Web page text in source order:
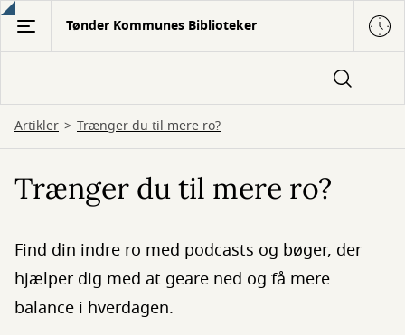
Gå
hovedindhold
Tønder Kommunes Biblioteker
Artikler Trænger du til mere ro?
Trænger du til mere ro?
Find din indre ro med podcasts og bøger, der
hjælper dig med at geare ned og få mere
balance i hverdagen.